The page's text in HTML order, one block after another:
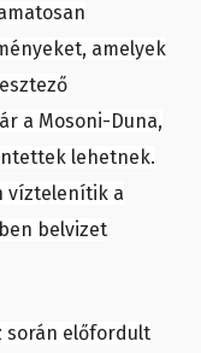
amelyek
a Mosoni-Duna,
lehetnek.
víztelenítik a
belvizet
során előfordult